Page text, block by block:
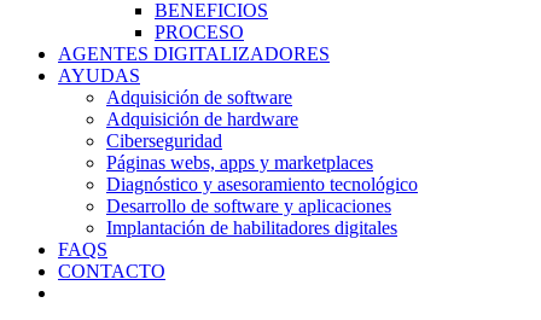
BENEFICIOS
PROCESO
AGENTES DIGITALIZADORES
AYUDAS
Adquisición de software
Adquisición de hardware
Ciberseguridad
Páginas webs, apps y marketplaces
Diagnóstico y asesoramiento tecnológico
Desarrollo de software y aplicaciones
Implantación de habilitadores digitales
FAQS
CONTACTO